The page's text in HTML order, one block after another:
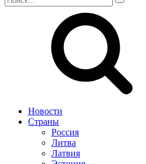
Новости
Страны
Россия
Литва
Латвия